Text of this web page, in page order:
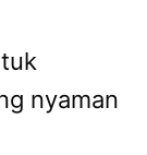
nyaman